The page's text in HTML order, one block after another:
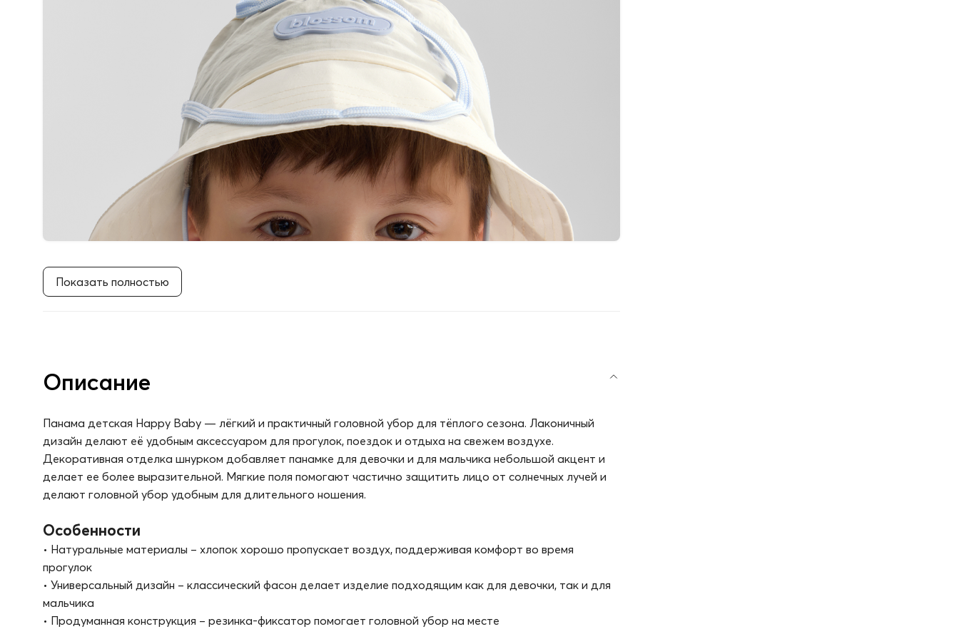
Показать полностью
Описание
Панама детская Happy Baby — лёгкий и практичный головной убор для тёплого сезона. Лаконичный
дизайн делают её удобным аксессуаром для прогулок, поездок и отдыха на свежем воздухе.
Декоративная отделка шнурком добавляет панамке для девочки и для мальчика небольшой акцент и
делает ее более выразительной. Мягкие поля помогают частично защитить лицо от солнечных лучей и
делают головной убор удобным для длительного ношения.
Особенности
• Натуральные материалы – хлопок хорошо пропускает воздух, поддерживая комфорт во время
прогулок
• Универсальный дизайн – классический фасон делает изделие подходящим как для девочки, так и для
мальчика
• Продуманная конструкция – резинка-фиксатор помогает головной убор на месте